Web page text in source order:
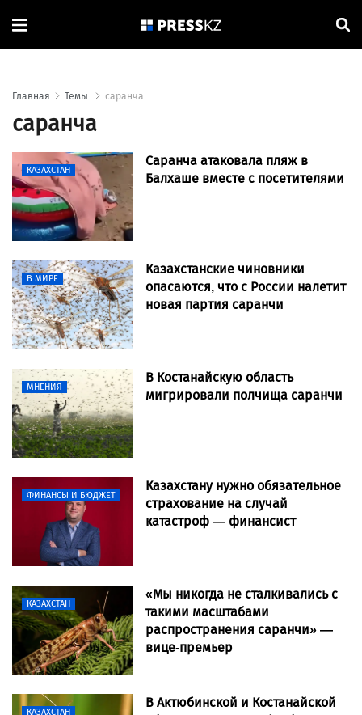
Главная Темы саранча
саранча
КАЗАХСТАН
Саранча атаковала пляж в
Балхаше вместе с посетителями
В МИРЕ
Казахстанские чиновники
опасаются, что с России налетит
новая партия саранчи
МНЕНИЯ
В Костанайскую область
мигрировали полчища саранчи
ФИНАНСЫ И БЮДЖЕТ
Казахстану нужно обязательное
страхование на случай
катастроф — финансист
КАЗАХСТАН
«Мы никогда не сталкивались с
такими масштабами
распространения саранчи» —
вице-премьер
КАЗАХСТАН
В Актюбинской и Костанайской